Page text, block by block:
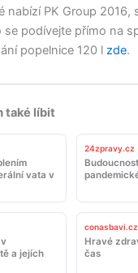
nabízí PK Group 2016,
se podívejte přímo na
popelnice 120 lzde.
také líbit
vata v
24zpravy.cz
a jejích
conasbavi.cz
Hravé
čas